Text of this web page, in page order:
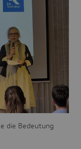
die Bedeutung